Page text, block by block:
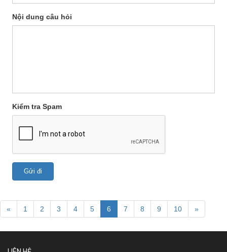
Nội dung câu hỏi
Kiểm tra Spam
Gửi đi
« 1 2 3 4 5 6 7 8 9 10 »